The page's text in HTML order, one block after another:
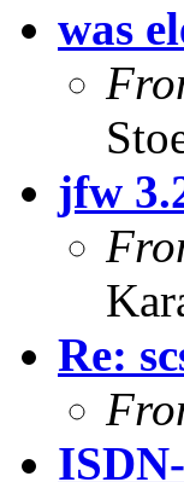
was
jfw
Re: